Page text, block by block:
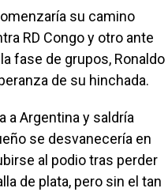
su camino
RD Congo y otro ante
fase de grupos, Ronaldo
de su hinchada.
a Argentina y saldría
se desvanecería en
al podio tras perder
de plata, pero sin el tan